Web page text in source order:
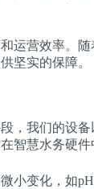
运营效率。随
坚实的保障。
，我们的设备
智慧水务硬件
小变化，如